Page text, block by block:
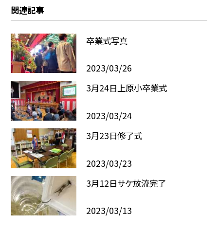
関連記事
卒業式写真
2023/03/26
3月24日上原小卒業式
2023/03/24
3月23日修了式
2023/03/23
3月12日サケ放流完了
2023/03/13